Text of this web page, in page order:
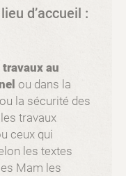
d’accueil :
travaux au
ou dans la
la sécurité des
travaux
ceux qui
les textes
Mam les